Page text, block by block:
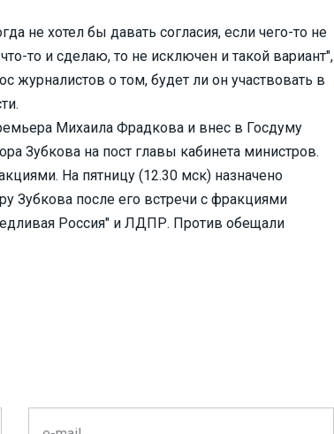
не хотел бы давать согласия, если чего-то не
то и сделаю, то не исключен и такой вариант",
журналистов о том, будет ли он участвовать в
Михаила Фрадкова и внес в Госдуму
Зубкова на пост главы кабинета министров.
На пятницу (12.30 мск) назначено
Зубкова после его встречи с фракциями
Россия" и ЛДПР. Против обещали